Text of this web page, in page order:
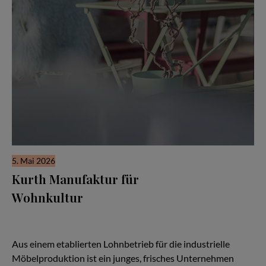
5. Mai 2026
Kurth Manufaktur für
Wohnkultur
Aus einem etablierten Lohnbetrieb für die industrielle
Möbelproduktion ist ein junges, frisches Unternehmen